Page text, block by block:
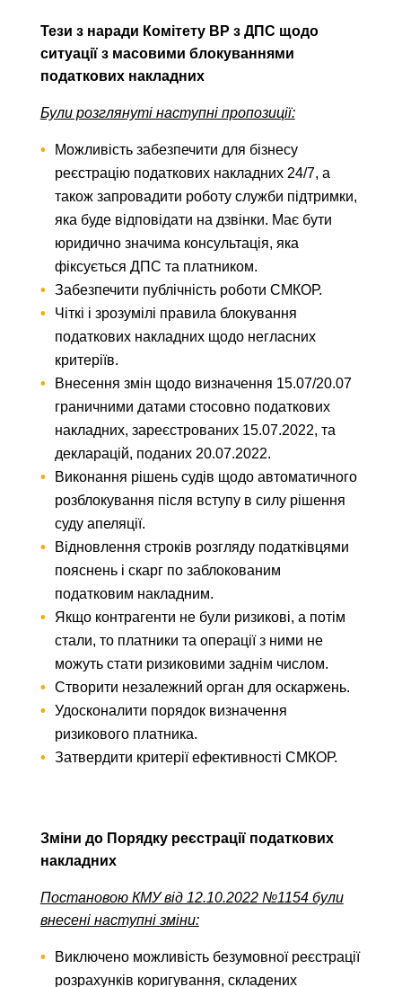
Тези з наради Комітету ВР з ДПС щодо
ситуації з масовими блокуваннями
податкових накладних
Були розглянуті наступні пропозиції:
Можливість забезпечити для бізнесу
реєстрацію податкових накладних 24/7, а
також запровадити роботу служби підтримки,
яка буде відповідати на дзвінки. Має бути
юридично значима консультація, яка
фіксується ДПС та платником.
Забезпечити публічність роботи СМКОР.
Чіткі і зрозумілі правила блокування
податкових накладних щодо негласних
критеріїв.
Внесення змін щодо визначення 15.07/20.07
граничними датами стосовно податкових
накладних, зареєстрованих 15.07.2022, та
декларацій, поданих 20.07.2022.
Виконання рішень судів щодо автоматичного
розблокування після вступу в силу рішення
суду апеляції.
Відновлення строків розгляду податківцями
пояснень і скарг по заблокованим
податковим накладним.
Якщо контрагенти не були ризикові, а потім
стали, то платники та операції з ними не
можуть стати ризиковими заднім числом.
Створити незалежний орган для оскаржень.
Удосконалити порядок визначення
ризикового платника.
Затвердити критерії ефективності СМКОР.
Зміни до Порядку реєстрації податкових
накладних
Постановою КМУ від 12.10.2022 №1154 були
внесені наступні зміни:
Виключено можливість безумовної реєстрації
розрахунків коригування, складених